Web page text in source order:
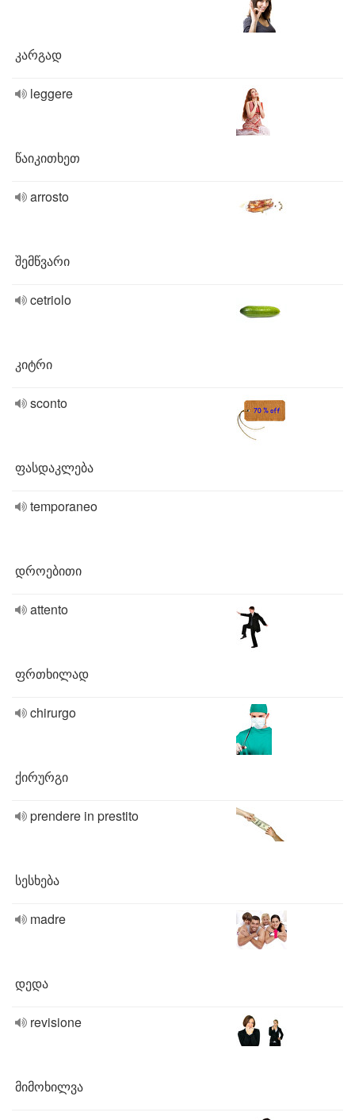
კარგად
leggere
წაიკითხეთ
arrosto
შემწვარი
cetriolo
კიტრი
sconto
ფასდაკლება
temporaneo
დროებითი
attento
ფრთხილად
chirurgo
ქირურგი
prendere in prestito
სესხება
madre
დედა
revisione
მიმოხილვა